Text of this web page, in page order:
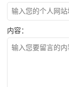
内容：